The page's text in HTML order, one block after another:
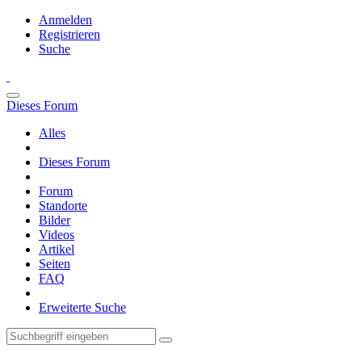
Anmelden
Registrieren
Suche
Dieses Forum
Alles
Dieses Forum
Forum
Standorte
Bilder
Videos
Artikel
Seiten
FAQ
Erweiterte Suche